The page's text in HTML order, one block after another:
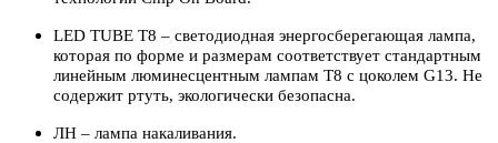
LED TUBE T8 – светодиодная энергосберегающая лампа,
которая по форме и размерам соответствует стандартным
линейным люминесцентным лампам Т8 с цоколем G13. Не
содержит ртуть, экологически безопасна.
ЛН – лампа накаливания.